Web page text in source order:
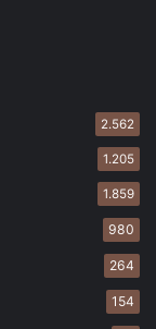
2.562
1.205
1.859
980
264
154